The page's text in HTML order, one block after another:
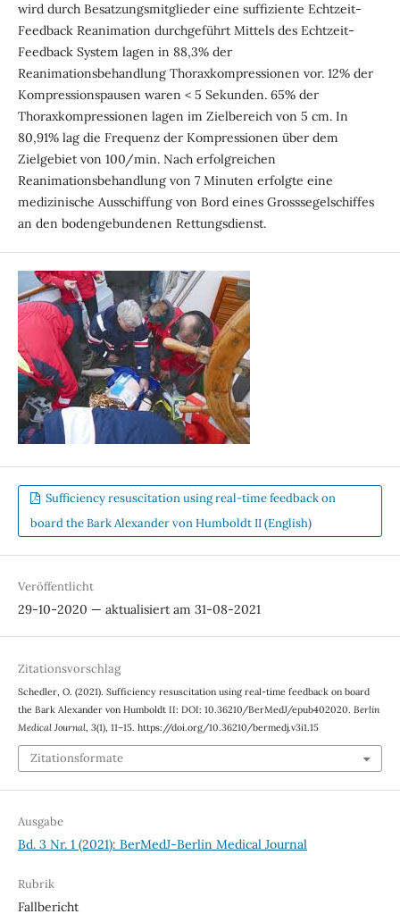
wird durch Besatzungsmitglieder eine suffiziente Echtzeit-
Feedback Reanimation durchgeführt Mittels des Echtzeit-
Feedback System lagen in 88,3% der
Reanimationsbehandlung Thoraxkompressionen vor. 12% der
Kompressionspausen waren < 5 Sekunden. 65% der
Thoraxkompressionen lagen im Zielbereich von 5 cm. In
80,91% lag die Frequenz der Kompressionen über dem
Zielgebiet von 100/min. Nach erfolgreichen
Reanimationsbehandlung von 7 Minuten erfolgte eine
medizinische Ausschiffung von Bord eines Grosssegelschiffes
an den bodengebundenen Rettungsdienst.
Sufficiency resuscitation using real-time feedback on
board the Bark Alexander von Humboldt II (English)
Veröffentlicht
29-10-2020 — aktualisiert am 31-08-2021
Zitationsvorschlag
Schedler, O. (2021). Sufficiency resuscitation using real-time feedback on board
the Bark Alexander von Humboldt II: DOI: 10.36210/BerMedJ/epub402020. Berlin
Medical Journal, 3(1), 11–15. https://doi.org/10.36210/bermedj.v3i1.15
Zitationsformate
Ausgabe
Bd. 3 Nr. 1 (2021): BerMedJ-Berlin Medical Journal
Rubrik
Fallbericht